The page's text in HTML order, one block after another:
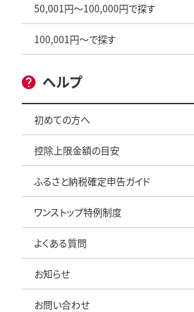
50,001円～100,000円で探す
100,001円～で探す
ヘルプ
初めての方へ
控除上限金額の目安
ふるさと納税確定申告ガイド
ワンストップ特例制度
よくある質問
お知らせ
お問い合わせ